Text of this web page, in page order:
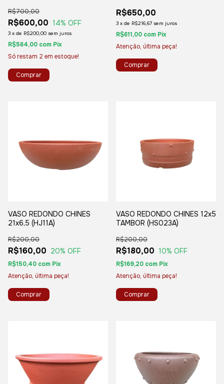
R$600,00
R$700,00
14% OFF
3 x de R$200,00 sem juros
R$564,00 com Pix
Só restam 2 em estoque!
R$650,00
3 x de R$216,67 sem juros
R$611,00 com Pix
Atenção, última peça!
VASO REDONDO CHINES
21x6,5 (HJ11A)
R$160,00
R$200,00
20% OFF
R$150,40 com Pix
Atenção, última peça!
VASO REDONDO CHINES 12x5
TAMBOR (HS023A)
R$180,00
R$200,00
10% OFF
R$169,20 com Pix
Atenção, última peça!